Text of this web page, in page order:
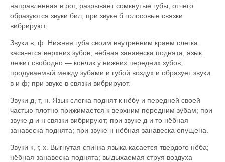
направленная в рот, разрывает сомкнутые губы, отчего
образуются звуки бил; при звуке б голосовые связки
вибрируют.
Звуки в, ф. Нижняя губа своим внутренним краем слегка
каса-ется верхних зубов; нёбная занавеска поднята, язык
лежит свободно — кончик у нижних передних зубов;
продуваемый между зубами и губой воздух и образует звуки
в и ф; при звуке в связки вибрируют.
Звуки д, т, н. Язык слегка поднят к нёбу и передней своей
частью плотно прижимается к верхним передним зубам; при
звуке д и н связки вибрируют; при звуке д и то нёбная
занавеска поднята; при звуке н нёбная занавеска опущена.
Звуки к, г, х. Выгнутая спинка языка касается твердого нёба;
нёбная занавеска поднята; выдыхаемая струя воздуха